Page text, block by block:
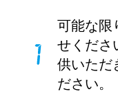
可能な限
せくださ
供いただ
ださい。